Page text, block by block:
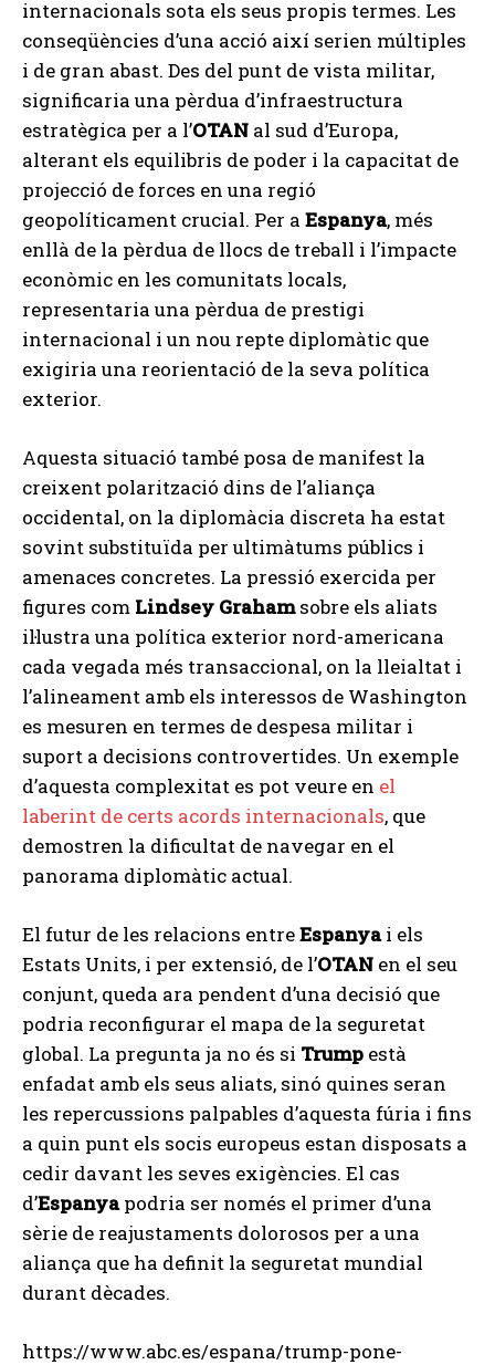
internacionals sota els seus propis termes. Les
conseqüències d’una acció així serien múltiples
i de gran abast. Des del punt de vista militar,
significaria una pèrdua d’infraestructura
estratègica per a l’OTAN al sud d’Europa,
alterant els equilibris de poder i la capacitat de
projecció de forces en una regió
geopolíticament crucial. Per a Espanya, més
enllà de la pèrdua de llocs de treball i l’impacte
econòmic en les comunitats locals,
representaria una pèrdua de prestigi
internacional i un nou repte diplomàtic que
exigiria una reorientació de la seva política
exterior.
Aquesta situació també posa de manifest la
creixent polarització dins de l’aliança
occidental, on la diplomàcia discreta ha estat
sovint substituïda per ultimàtums públics i
amenaces concretes. La pressió exercida per
figures com Lindsey Grahamsobre els aliats
il·lustra una política exterior nord-americana
cada vegada més transaccional, on la lleialtat i
l’alineament amb els interessos de Washington
es mesuren en termes de despesa militar i
suport a decisions controvertides. Un exemple
d’aquesta complexitat es pot veure en el
laberint de certs acords internacionals, que
demostren la dificultat de navegar en el
panorama diplomàtic actual.
El futur de les relacions entreEspanyai els
Estats Units, i per extensió, de l’OTAN en el seu
conjunt, queda ara pendent d’una decisió que
podria reconfigurar el mapa de la seguretat
global. La pregunta ja no és si Trump està
enfadat amb els seus aliats, sinó quines seran
les repercussions palpables d’aquesta fúria i fins
a quin punt els socis europeus estan disposats a
cedir davant les seves exigències. El cas
d’Espanyapodria ser només el primer d’una
sèrie de reajustaments dolorosos per a una
aliança que ha definit la seguretat mundial
durant dècades.
https://www.abc.es/espana/trump-pone-